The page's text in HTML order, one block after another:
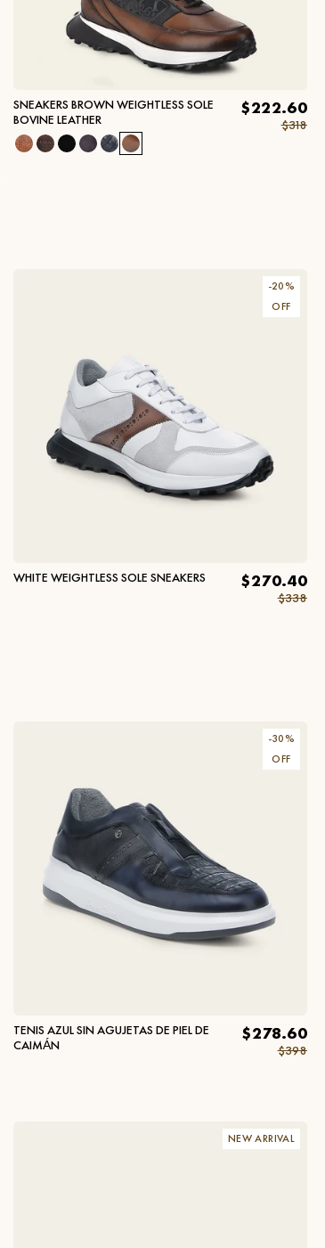
SNEAKERS BROWN WEIGHTLESS SOLE
BOVINE LEATHER
$222.60
$318
-20%
OFF
WHITE WEIGHTLESS SOLE SNEAKERS $270.40
$338
-30%
OFF
TENIS AZUL SIN AGUJETAS DE PIEL DE
CAIMÁN
$278.60
$398
NEW ARRIVAL